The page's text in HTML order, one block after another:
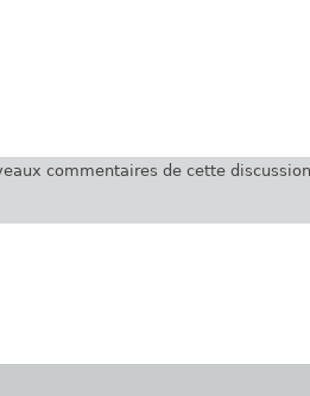
commentaires de cette